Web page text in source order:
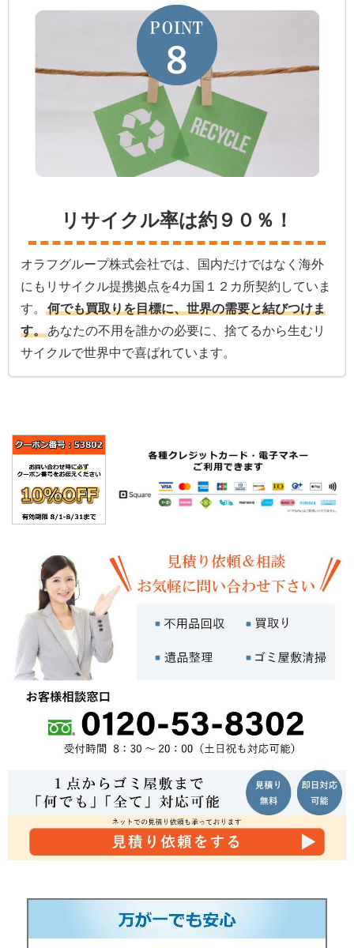
リサイクル率は約９０％！
オラフグループ株式会社では、国内だけではなく海外
にもリサイクル提携拠点を4カ国１２カ所契約していま
す。
何でも買取りを目標に、世界の需要と結びつけま
す。あなたの不用を誰かの必要に、捨てるから生むリ
サイクルで世界中で喜ばれています。